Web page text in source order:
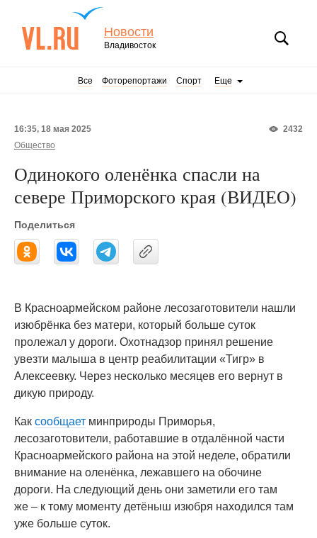
Новости
Владивосток
Все Фоторепортажи Спорт Еще
2432
16:35, 18 мая 2025
Общество
Одинокого оленёнка спасли на
севере Приморского края (ВИДЕО)
Поделиться
В Красноармейском районе лесозаготовители нашли
изюбрёнка без матери, который больше суток
пролежал у дороги. Охотнадзор принял решение
увезти малыша в центр реабилитации «Тигр» в
Алексеевку. Через несколько месяцев его вернут в
дикую природу.
Как сообщает минприроды Приморья,
лесозаготовители, работавшие в отдалённой части
Красноармейского района на этой неделе, обратили
внимание на оленёнка, лежавшего на обочине
дороги. На следующий день они заметили его там
же – к тому моменту детёныш изюбря находился там
уже больше суток.